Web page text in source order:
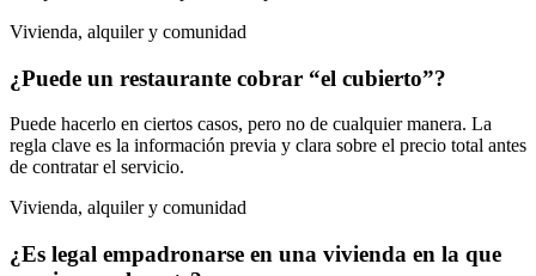
Vivienda, alquiler y comunidad
¿Puede un restaurante cobrar “el cubierto”?
Puede hacerlo en ciertos casos, pero no de cualquier manera. La
regla clave es la información previa y clara sobre el precio total antes
de contratar el servicio.
Vivienda, alquiler y comunidad
¿Es legal empadronarse en una vivienda en la que